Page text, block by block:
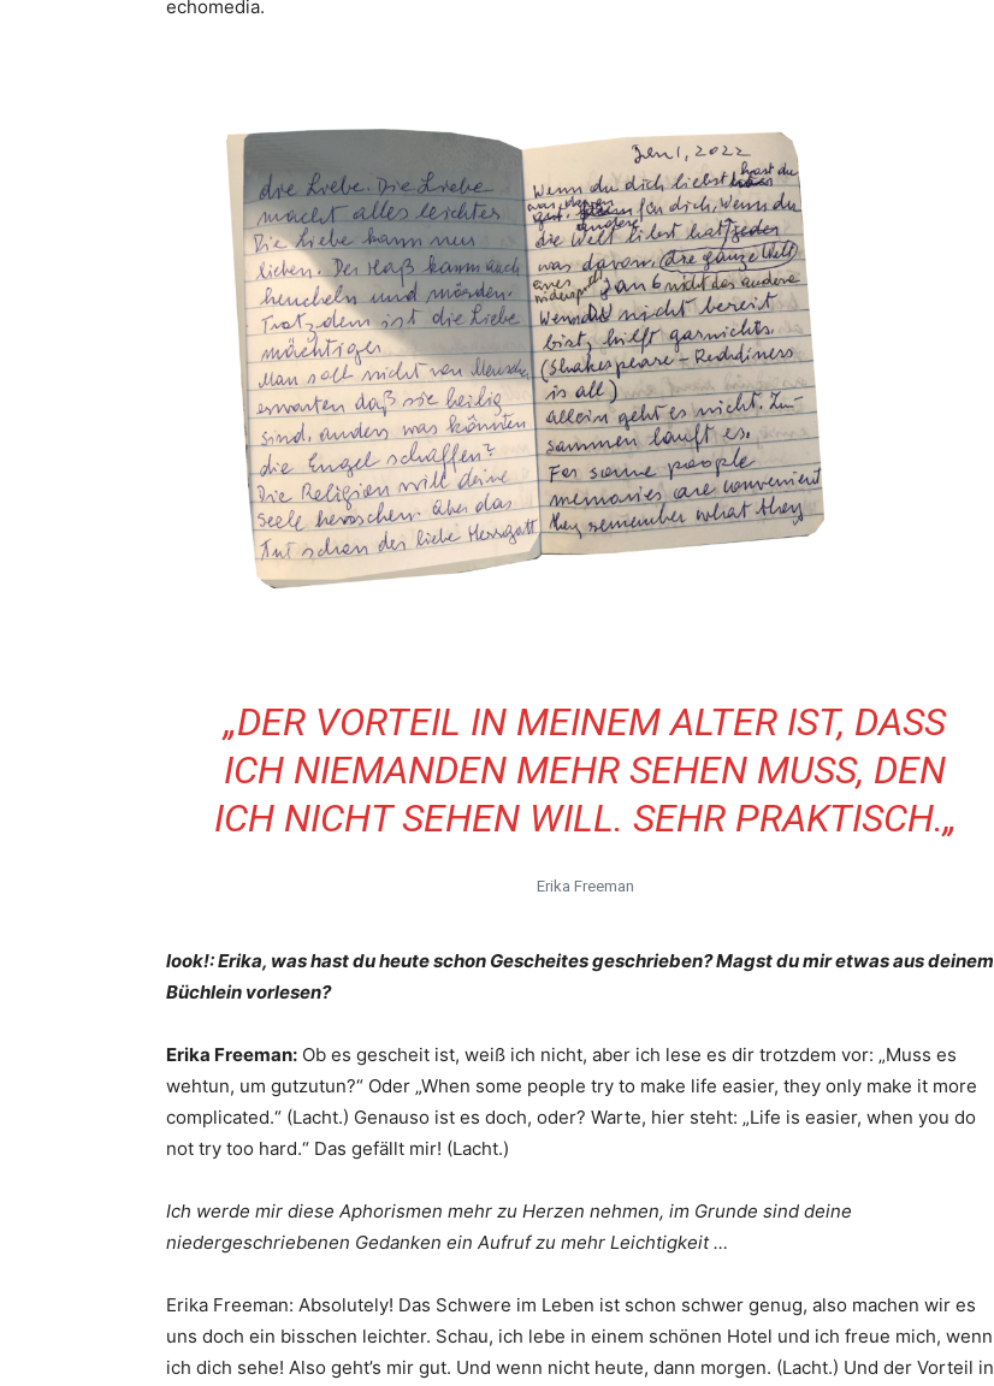
echomedia.
„DER VORTEIL IN MEINEM ALTER IST, DASS
ICH NIEMANDEN MEHR SEHEN MUSS, DEN
ICH NICHT SEHEN WILL. SEHR PRAKTISCH.„
Erika Freeman
look!: Erika, was hast du heute schon Gescheites geschrieben? Magst du mir etwas aus deinem
Büchlein vorlesen?
Erika Freeman: Ob es gescheit ist, weiß ich nicht, aber ich lese es dir trotzdem vor: „Muss es
wehtun, um gutzutun?“ Oder „When some people try to make life easier, they only make it more
complicated.“ (Lacht.) Genauso ist es doch, oder? Warte, hier steht: „Life is easier, when you do
not try too hard.“ Das gefällt mir! (Lacht.)
Ich werde mir diese Aphorismen mehr zu Herzen nehmen, im Grunde sind deine
niedergeschriebenen Gedanken ein Aufruf zu mehr Leichtigkeit …
Erika Freeman: Absolutely! Das Schwere im Leben ist schon schwer genug, also machen wir es
uns doch ein bisschen leichter. Schau, ich lebe in einem schönen Hotel und ich freue mich, wenn
ich dich sehe! Also geht’s mir gut. Und wenn nicht heute, dann morgen. (Lacht.) Und der Vorteil in